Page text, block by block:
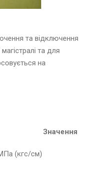
та відключення
та для
на
(кгс/см)